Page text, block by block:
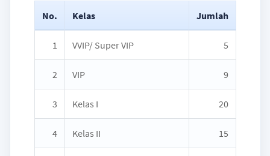
No. Kelas Jumlah
1 VVIP/ Super VIP 5
2 VIP 9
3 Kelas I 20
4 Kelas II 15